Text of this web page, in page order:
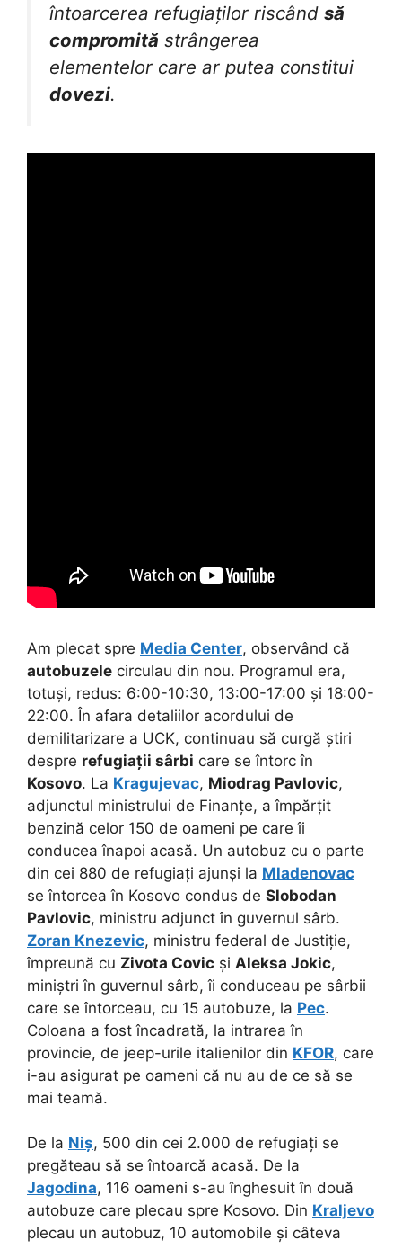
întoarcerea refugiaților riscând să
compromită strângerea
elementelor care ar putea constitui
dovezi.
Am plecat spre Media Center, observând că
autobuzele circulau din nou. Programul era,
totuși, redus: 6:00-10:30, 13:00-17:00 și 18:00-
22:00. În afara detaliilor acordului de
demilitarizare a UCK, continuau să curgă știri
despre refugiații sârbi care se întorc în
Kosovo. La Kragujevac, Miodrag Pavlovic,
adjunctul ministrului de Finanțe, a împărțit
benzină celor 150 de oameni pe care îi
conducea înapoi acasă. Un autobuz cu o parte
din cei 880 de refugiați ajunși la Mladenovac
se întorcea în Kosovo condus de Slobodan
Pavlovic, ministru adjunct în guvernul sârb.
Zoran Knezevic, ministru federal de Justiție,
împreună cu Zivota Covic și Aleksa Jokic,
miniștri în guvernul sârb, îi conduceau pe sârbii
care se întorceau, cu 15 autobuze, la Pec.
Coloana a fost încadrată, la intrarea în
provincie, de jeep-urile italienilor din KFOR, care
i-au asigurat pe oameni că nu au de ce să se
mai teamă.
De la Niș, 500 din cei 2.000 de refugiați se
pregăteau să se întoarcă acasă. De la
Jagodina, 116 oameni s-au înghesuit în două
autobuze care plecau spre Kosovo. Din Kraljevo
plecau un autobuz, 10 automobile și câteva